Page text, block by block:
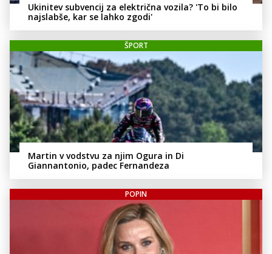
Ukinitev subvencij za električna vozila? 'To bi bilo
najslabše, kar se lahko zgodi'
ŠPORT
Martin v vodstvu za njim Ogura in Di
Giannantonio, padec Fernandeza
POPIN